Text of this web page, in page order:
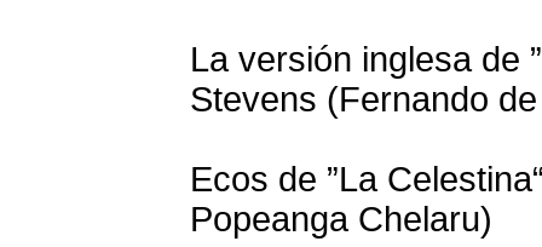
La versión inglesa de
Stevens (Fernando
Ecos de ”La
Popeanga Chelaru)